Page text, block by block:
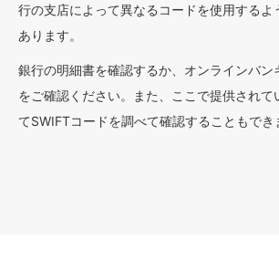
行の支店によって異なるコードを使用するよ
あります。
銀行の明細書を確認するか、オンラインバン
をご確認ください。また、ここで提供されて
てSWIFTコードを調べて確認することもでき